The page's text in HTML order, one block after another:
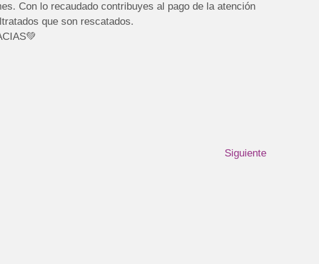
Con lo recaudado contribuyes al pago de la atención
que son rescatados.
Siguiente